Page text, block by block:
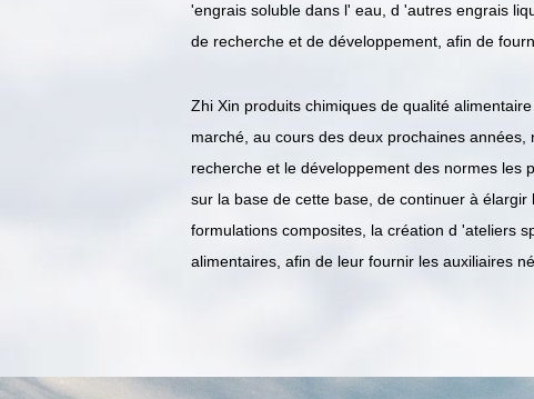
'engrais soluble dans l' eau, d 'autres engrais
de recherche et de développement, afin de
Zhi Xin produits chimiques de qualité
marché, au cours des deux prochaines
recherche et le développement des normes les
sur la base de cette base, de continuer à
formulations composites, la création d 'ateliers
alimentaires, afin de leur fournir les auxiliaires